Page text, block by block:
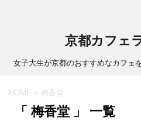
京都カフェ
女子大生が京都のおすすめなカフェ
HOME > 梅香堂
「 梅香堂 」 一覧